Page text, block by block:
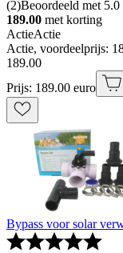
(2)Beoordeeld met
189.00 met korting
ActieActie
Actie, voordeelprijs:
189.00
Prijs: 189.00 euro
Bypass voor solar